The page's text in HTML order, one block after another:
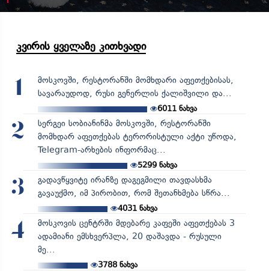
კვირის ყველაზე კითხვადი
1
მოსკოვში, რესტორანში მომხდარი აფეთქებისას,
სავარაუდოდ, რუსი გენერლის ქალიშვილი და...
6011 ნახვა
2
სერგეი სობიანინმა მოსკოვში, რესტორანში
მომხდარ აფეთქებას ტერორისტული აქტი უწოდა,
Telegram-არხების ინფორმაც...
5299ნახვა
3
გადავწყვიტე ირანზე დაგეგმილი თავდასხმა
გავაუქმო, იმ პირობით, რომ შეთანხმება სწრა...
4031ნახვა
4
მოსკოვის ცენტრში მდებარე კაფეში აფეთქებას 3
ადამიანი ემსხვერპლა, 20 დაშავდა - რუსული
მე...
3788ნახვა